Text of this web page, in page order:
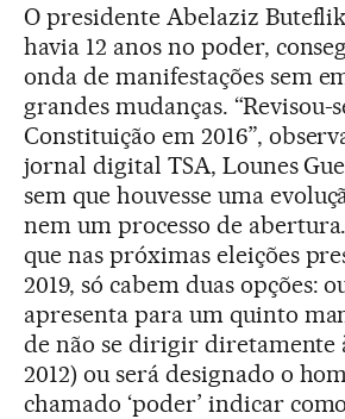
O presidente Abelaziz
havia 12 anos no poder,
onda de manifestações sem
grandes mudanças. “Revisou-
Constituição em 2016”,
jornal digital TSA, Lounes
sem que houvesse uma
nem um processo de
que nas próximas eleições
2019, só cabem duas opções:
apresenta para um quinto
de não se dirigir diretamente
2012) ou será designado o
chamado ‘poder’ indicar